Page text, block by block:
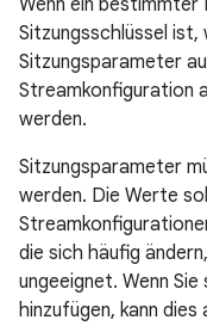
Wenn ein
Sitzungsschlüssel ist,
Sitzungsparameter
Streamkonfiguration
werden.
Sitzungsparameter
werden. Die Werte
die sich häufig
ungeeignet. Wenn
hinzufügen, kann